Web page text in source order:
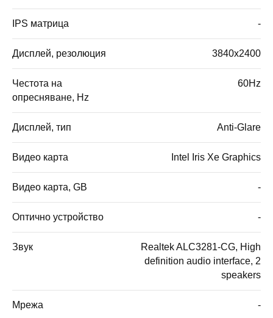
IPS матрица -
Дисплей, резолюция 3840x2400
Честота на
опресняване, Hz
60Hz
Дисплей, тип Anti-Glare
Видео карта Intel Iris Xe Graphics
Видео карта, GB -
Оптично устройство -
Звук
Realtek ALC3281-CG, High
definition audio interface, 2
speakers
Мрежа -